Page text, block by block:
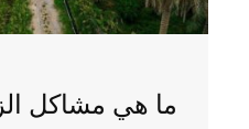
ما هي مشاكل